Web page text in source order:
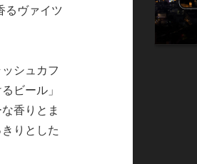
るヴァイツ
シュカフ
ビール」
香りとま
りとした